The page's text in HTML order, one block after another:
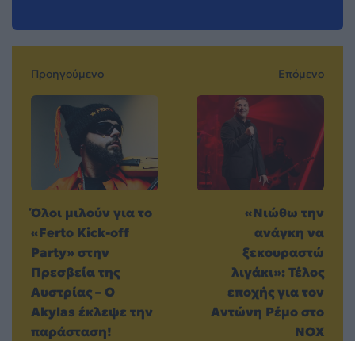
Προηγούμενο
Όλοι μιλούν για το
«Ferto Kick-off
Party» στην
Πρεσβεία της
Αυστρίας – Ο
Akylas έκλεψε την
παράσταση!
Επόμενο
«Νιώθω την
ανάγκη να
ξεκουραστώ
λιγάκι»: Τέλος
εποχής για τον
Αντώνη Ρέμο στο
NOX